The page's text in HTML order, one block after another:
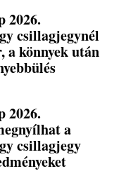
2026.
csillagjegynél
a könnyek után
2026.
a
csillagjegy